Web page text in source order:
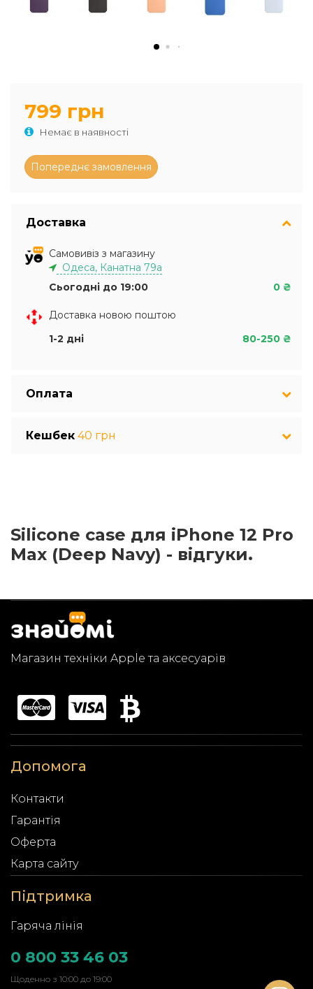
799 грн
Немає в наявності
Доставка
Самовивіз з магазину
Одеса, Канатна 79а
Сьогодні до 19:00
0 ₴
Доставка новою поштою
1-2 дні
80-250 ₴
Оплата
Кешбек 40 грн
Silicone case для iPhone 12 Pro
Max (Deep Navy) - відгуки.
Магазин техніки Apple та аксесуарів
Допомога
Контакти
Гарантія
Оферта
Карта сайту
Підтримка
Гаряча лінія
0 800 33 46 03
Щоденно з 10:00 до 19:00